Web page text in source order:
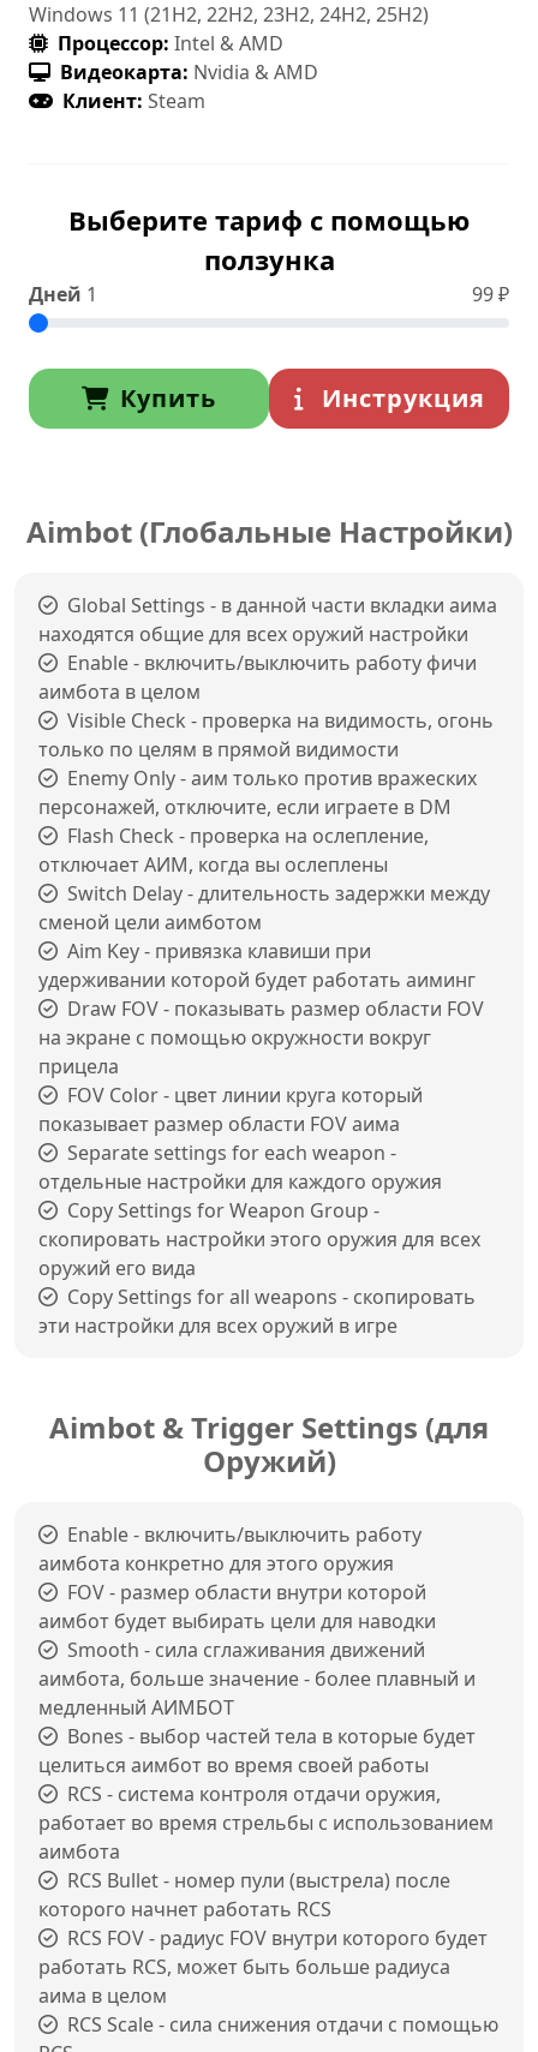
Windows 11 (21H2, 22H2, 23H2, 24H2, 25H2)
Процессор: Intel & AMD
Видеокарта: Nvidia & AMD
Клиент: Steam
Выберите тариф с помощью
ползунка
Дней 1 99₽
Купить Инструкция
Aimbot (Глобальные Настройки)
Global Settings - в данной части вкладки аима
находятся общие для всех оружий настройки
Enable - включить/выключить работу фичи
аимбота в целом
Visible Check - проверка на видимость, огонь
только по целям в прямой видимости
Enemy Only - аим только против вражеских
персонажей, отключите, если играете в DM
Flash Check - проверка на ослепление,
отключает АИМ, когда вы ослеплены
Switch Delay - длительность задержки между
сменой цели аимботом
Aim Key - привязка клавиши при
удерживании которой будет работать аиминг
Draw FOV - показывать размер области FOV
на экране с помощью окружности вокруг
прицела
FOV Color - цвет линии круга который
показывает размер области FOV аима
Separate settings for each weapon -
отдельные настройки для каждого оружия
Copy Settings for Weapon Group -
скопировать настройки этого оружия для всех
оружий его вида
Copy Settings for all weapons - скопировать
эти настройки для всех оружий в игре
Aimbot & Trigger Settings (для
Оружий)
Enable - включить/выключить работу
аимбота конкретно для этого оружия
FOV - размер области внутри которой
аимбот будет выбирать цели для наводки
Smooth - сила сглаживания движений
аимбота, больше значение - более плавный и
медленный АИМБОТ
Bones - выбор частей тела в которые будет
целиться аимбот во время своей работы
RCS - система контроля отдачи оружия,
работает во время стрельбы с использованием
аимбота
RCS Bullet - номер пули (выстрела) после
которого начнет работать RCS
RCS FOV - радиус FOV внутри которого будет
работать RCS, может быть больше радиуса
аима в целом
RCS Scale - сила снижения отдачи с помощью